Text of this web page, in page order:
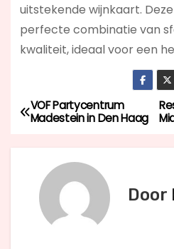
uitstekende wijnkaart.
perfecte combinatie van
kwaliteit, ideaal voor een
B
e
VOF Partycentrum
Madestein in Den Haag
Door